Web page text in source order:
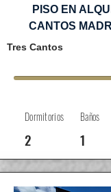
PISO EN
CANTOS
Tres Cantos
Dormitorios
2
Baños
1